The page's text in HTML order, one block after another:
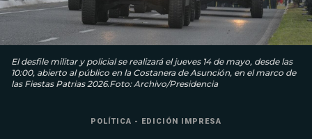
El desfile militar y poli­cial se realizará el jueves 14 de mayo, desde las
10:00, abierto al público en la Costanera de Asunción, en el marco de
las Fiestas Patrias 2026.Foto: Archivo/Presidencia
POLÍTICA - EDICIÓN IMPRESA